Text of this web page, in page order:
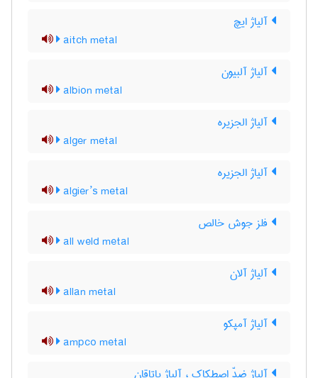
آلیاژ ایچ
aitch metal
آلیاژ آلبیون
albion metal
آلیاژ الجزیره
alger metal
آلیاژ الجزیره
algier’s metal
فلز جوش خالص
all weld metal
آلیاژ آلان
allan metal
آلیاژ آمپکو
ampco metal